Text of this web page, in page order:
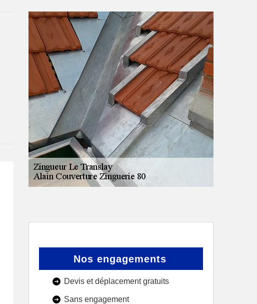
Nos engagements
Devis et déplacement gratuits
Sans engagement